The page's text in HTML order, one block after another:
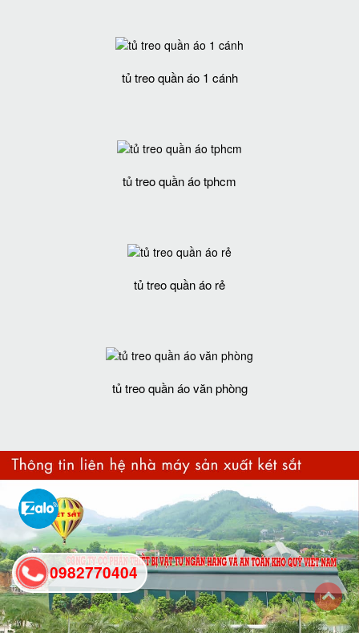
tủ treo quần áo 1 cánh
tủ treo quần áo tphcm
tủ treo quần áo rẻ
tủ treo quần áo văn phòng
0982770404
back